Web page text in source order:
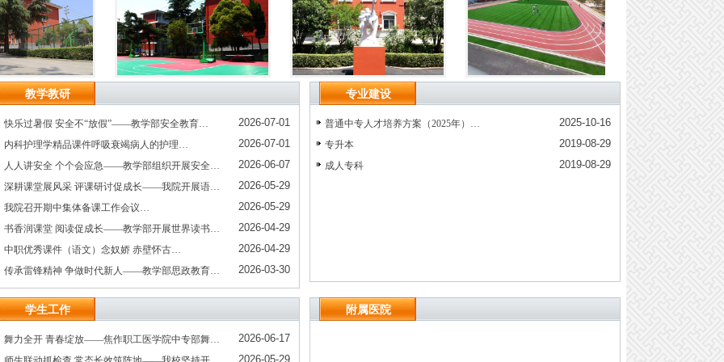
教学教研
2026-07-01
快乐过暑假 安全不“放假”——教学部安全教育…
2026-07-01
内科护理学精品课件呼吸衰竭病人的护理…
2026-06-07
人人讲安全 个个会应急——教学部组织开展安全…
2026-05-29
深耕课堂展风采 评课研讨促成长——我院开展语…
2026-05-29
我院召开期中集体备课工作会议…
2026-04-29
书香润课堂 阅读促成长——教学部开展世界读书…
2026-04-29
中职优秀课件（语文）念奴娇 赤壁怀古…
2026-03-30
传承雷锋精神 争做时代新人——教学部思政教育…
专业建设
2025-10-16
普通中专人才培养方案（2025年）…
2019-08-29
专升本
2019-08-29
成人专科
学生工作
2026-06-17
舞力全开 青春绽放——焦作职工医学院中专部舞…
2026-05-29
附属医院